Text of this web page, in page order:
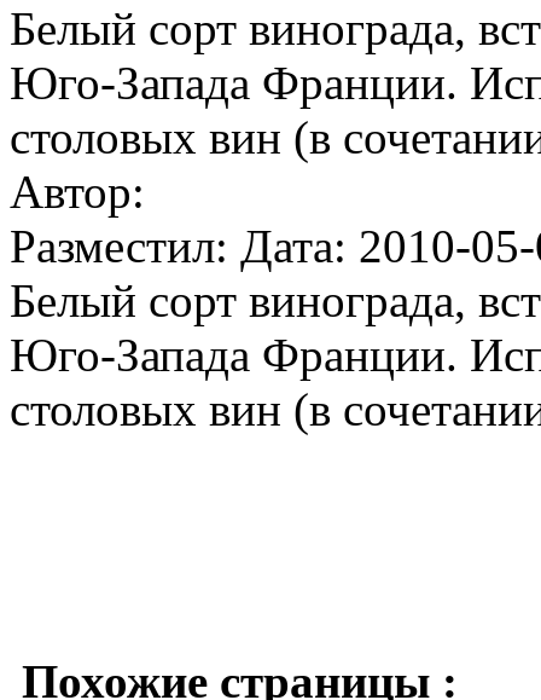
Белый сорт винограда,
Юго-Запада Франции.
столовых вин (в
Автор:
Разместил: Дата: 2010-
Белый сорт винограда,
Юго-Запада Франции.
столовых вин (в
Похожие страницы :